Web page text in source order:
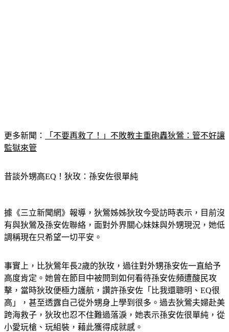
更多新聞：
「不要再救了！」不敗教主重砲轟狄鶯：管不好讓
監獄來管
昔談外甥高EQ！狄玫：孫安佐很單純
據《三立新聞網》報導，狄鶯姊姊狄玫今受訪時表示，目前沒
有與狄鶯及孫安佐聯絡，面對外界關心妹妹與外甥現況，她低
調稱現在只希望一切平安。
事實上，比狄鶯年長2歲的狄玫，過往對外甥孫安佐一直給予
高度肯定。她曾在節目中被問到如何看待孫安佐頻遭酸民攻
擊，當時狄玫便極力護航，讚許孫安佐「比我還聰明、EQ很
高」，甚至透露自己從外甥身上學到很多。過去狄鶯夫婦赴美
跨海救子，狄玫也忍不住難過落淚，她表示孫安佐很單純，從
小愛玩槍、玩組裝，藉此獲得成就感。